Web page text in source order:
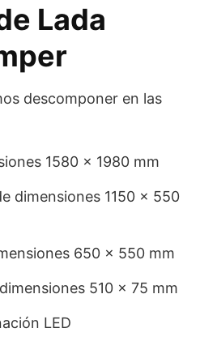
Lada
descomponer en las
1580 × 1980 mm
dimensiones 1150 × 550
650 × 550 mm
510 × 75 mm
LED